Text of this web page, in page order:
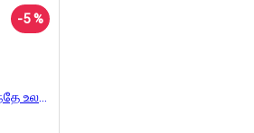
-5 %
கடவுளுக்கும் முன்பிருந்தே உலகம் இருக்கிறது